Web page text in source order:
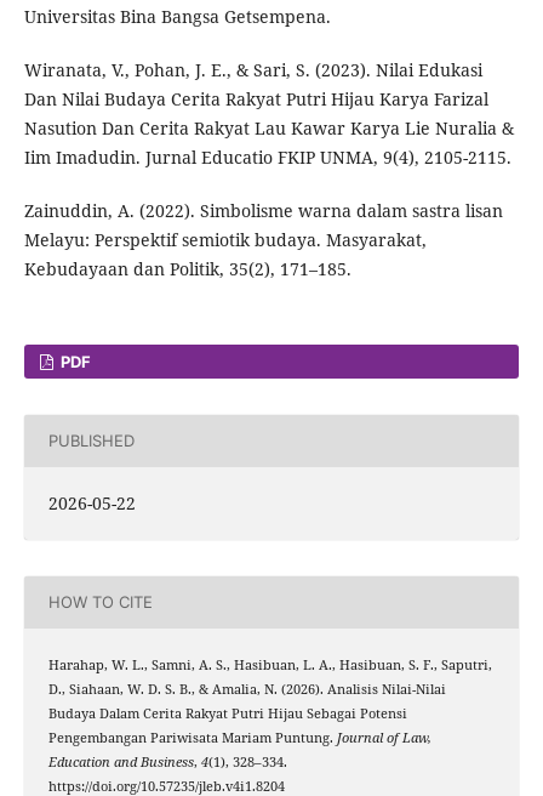
Universitas Bina Bangsa Getsempena.
Wiranata, V., Pohan, J. E., & Sari, S. (2023). Nilai Edukasi
Dan Nilai Budaya Cerita Rakyat Putri Hijau Karya Farizal
Nasution Dan Cerita Rakyat Lau Kawar Karya Lie Nuralia &
Iim Imadudin. Jurnal Educatio FKIP UNMA, 9(4), 2105-2115.
Zainuddin, A. (2022). Simbolisme warna dalam sastra lisan
Melayu: Perspektif semiotik budaya. Masyarakat,
Kebudayaan dan Politik, 35(2), 171–185.
PDF
PUBLISHED
2026-05-22
HOW TO CITE
Harahap, W. L., Samni, A. S., Hasibuan, L. A., Hasibuan, S. F., Saputri,
D., Siahaan, W. D. S. B., & Amalia, N. (2026). Analisis Nilai-Nilai
Budaya Dalam Cerita Rakyat Putri Hijau Sebagai Potensi
Pengembangan Pariwisata Mariam Puntung. Journal of Law,
Education and Business, 4(1), 328–334.
https://doi.org/10.57235/jleb.v4i1.8204